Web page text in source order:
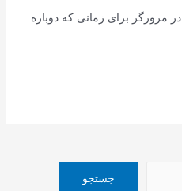
مرورگر برای زمانی که دوباره
جستجو